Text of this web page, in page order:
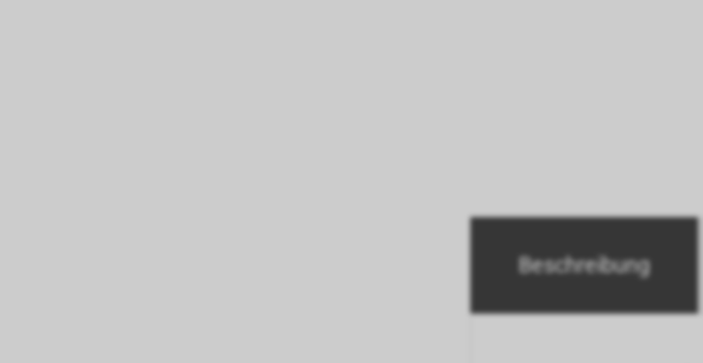
Beschreibung